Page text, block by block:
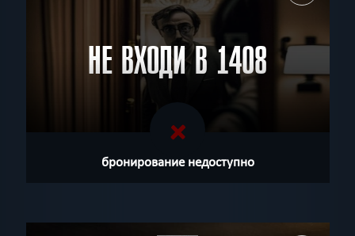
НЕ ВХОДИ В 1408
бронирование недоступно